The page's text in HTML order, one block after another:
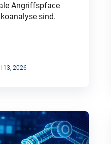
Angriffspfade
sind.
13, 2026